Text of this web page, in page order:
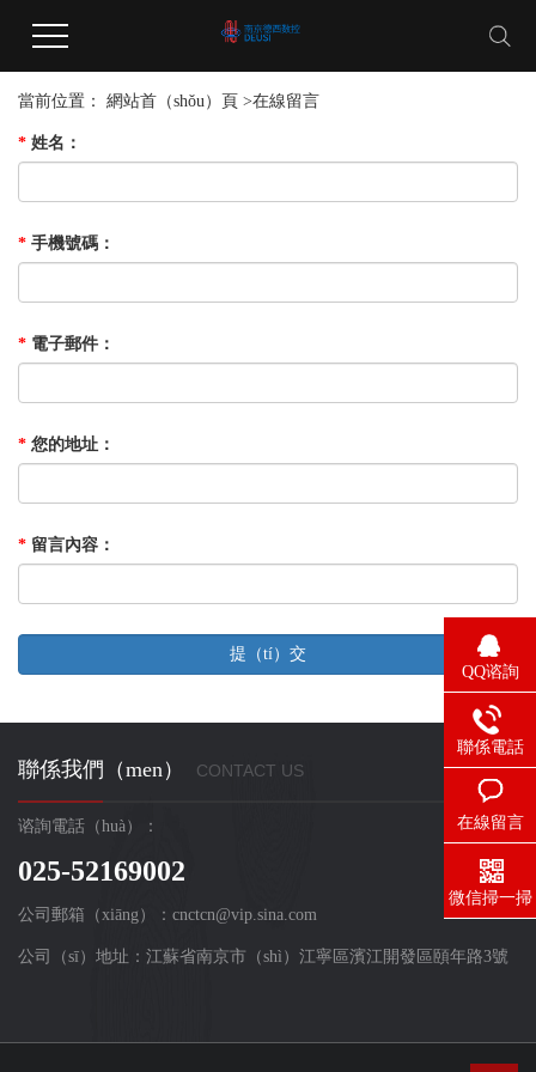
當前位置： 網站首（shǒu）頁 >在線留言
* 姓名 ：
* 手機號碼 ：
* 電子郵件 ：
* 您的地址 ：
* 留言內容 ：
聯係我們（men） CONTACT US
谘詢電話（huà）：
025-52169002
公司郵箱（xiāng）：cnctcn@vip.sina.com
公司（sī）地址：江蘇省南京市（shì）江寧區濱江開發區頤年路3號
QQ谘詢
聯係電話
在線留言
微信掃一掃